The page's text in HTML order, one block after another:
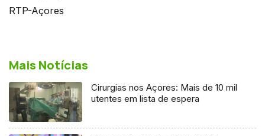
RTP-Açores
Mais Notícias
Cirurgias nos Açores: Mais de 10 mil
utentes em lista de espera